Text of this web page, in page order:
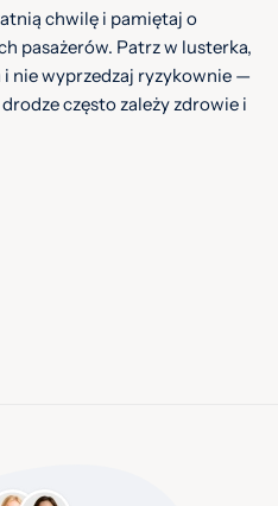
chwilę i pamiętaj o
pasażerów. Patrz w lusterka,
nie wyprzedzaj ryzykownie —
często zależy zdrowie i